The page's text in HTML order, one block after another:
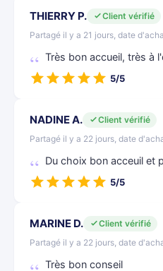
THIERRY P.
Client vérifié
Partagé il y a 21 jours, date
Très bon accueil, très à
5/5
NADINE A.
Client vérifié
Partagé il y a 22 jours, date
Du choix bon acceuil et
5/5
MARINE D.
Client vérifié
Partagé il y a 22 jours, date
Très bon conseil